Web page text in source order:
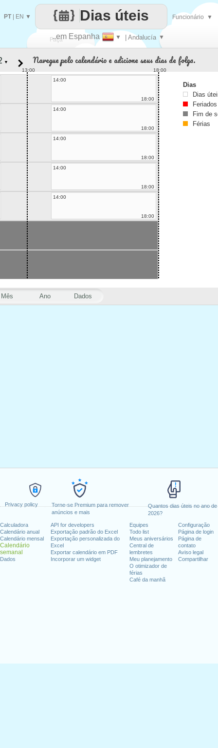
Privacy policy
Torne-se Premium para remover
anúncios e mais
Quantos dias úteis no ano de
2026?
Calculadora
Calendário anual
Calendário mensal
Calendário
semanal
Dados
API for developers
Exportação padrão do Excel
Exportação personalizada do
Excel
Exportar calendário em PDF
Incorporar um widget
Equipes
Todo list
Meus aniversários
Central de
lembretes
Meu planejamento
O otimizador de
férias
Café da manhã
Configuração
Página de login
Página de
contato
Aviso legal
Compartilhar
Faça
..em Espanha ▼ | Andalucía ▼
Dias úteis
PT| EN ▼ Funcionário ▼
Mês Ano Dados
▼ Navegue pelo calendário e adicione seus dias de folga.
13:00
18:00
14:00
18:00
14:00
18:00
14:00
18:00
14:00
18:00
14:00
18:00
Dias
Dias
Feriados
Fim de
Férias